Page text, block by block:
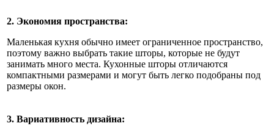
2. Экономия пространства:
Маленькая кухня обычно имеет ограниченное пространство,
поэтому важно выбрать такие шторы, которые не будут
занимать много места. Кухонные шторы отличаются
компактными размерами и могут быть легко подобраны под
размеры окон.
3. Вариативность дизайна: